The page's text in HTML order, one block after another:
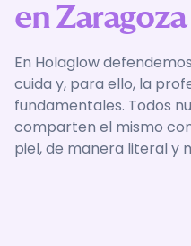
en Zaragoza
En Holaglow
cuida y, para ello, la
fundamentales. Todos
comparten el mismo
piel, de manera literal y